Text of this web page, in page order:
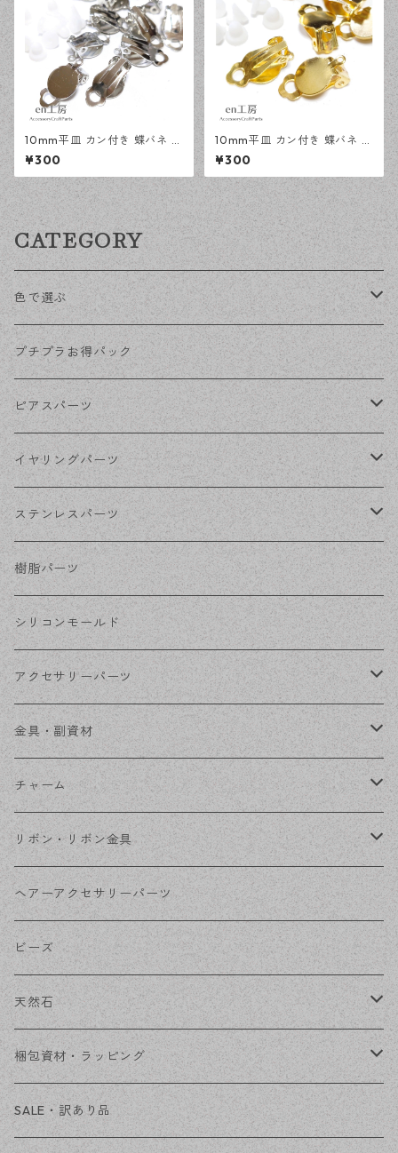
10mm平皿 カン付き 蝶バネ イ
ヤリング シルバー 20ピース
アクセサリーパーツ 【en工
房】
¥300
10mm平皿 カン付き 蝶バネ イ
ヤリング ゴールド 20ピース
アクセサリーパーツ 【en工
房】
¥300
CATEGORY
色で選ぶ
KCゴールド
ゴールド
シルバー
ホワイトシルバー
ステンレス・シルバー
ステンレス・ゴールド
プチプラお得パック
ピアスパーツ
ポストピアス
フックピアス
その他ピアス
イヤリングパーツ
ネジばねイヤリング
クリップイヤリング
ノンホールピアス
ステンレスパーツ
ステンレスピアス
ステンレスイヤリング
ステンレスチェーン
ステンレス金具
樹脂パーツ
シリコンモールド
アクセサリーパーツ
デザイン丸カン
フレーム
コネクター
その他
金具・副資材
丸カン
ピン類
花座・ビーズキャップ
チェーン
その他
チャーム
金属
アクリル・プラ
ファーボール
リボン・リボン金具
リボン
リボン金具
ヘアーアクセサリーパーツ
ビーズ
天然石
穴あき
穴なし
梱包資材・ラッピング
発送ボックス
SALE・訳あり品